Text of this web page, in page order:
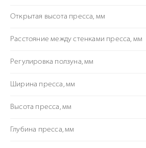
Открытая высота пресса, мм
Расстояние между стенками пресса, мм
Регулировка ползуна, мм
Ширина пресса, мм
Высота пресса, мм
Глубина пресса, мм